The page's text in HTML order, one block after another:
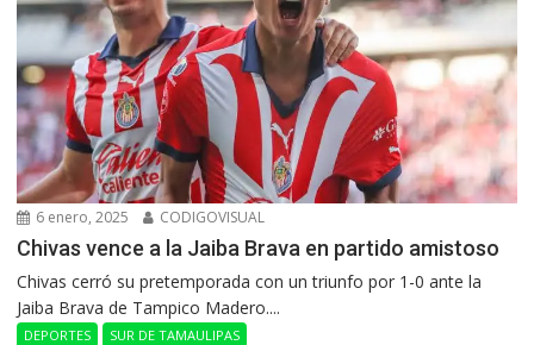
6 enero, 2025 CODIGOVISUAL
Chivas vence a la Jaiba Brava en partido amistoso
Chivas cerró su pretemporada con un triunfo por 1-0 ante la
Jaiba Brava de Tampico Madero....
DEPORTES SUR DE TAMAULIPAS